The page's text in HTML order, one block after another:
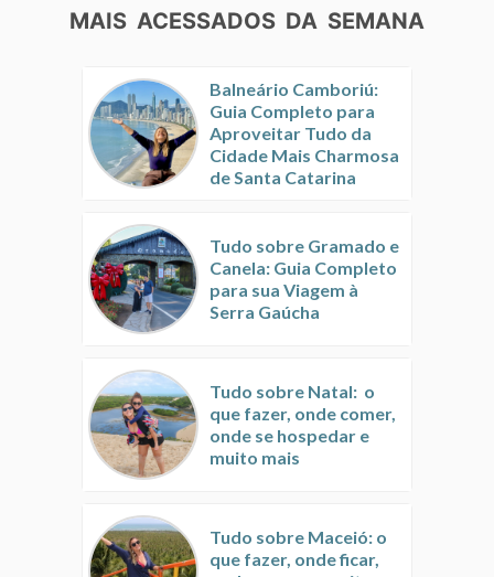
MAIS ACESSADOS DA SEMANA
Balneário Camboriú:
Guia Completo para
Aproveitar Tudo da
Cidade Mais Charmosa
de Santa Catarina
Tudo sobre Gramado e
Canela: Guia Completo
para sua Viagem à
Serra Gaúcha
Tudo sobre Natal: o
que fazer, onde comer,
onde se hospedar e
muito mais
Tudo sobre Maceió: o
que fazer, onde ficar,